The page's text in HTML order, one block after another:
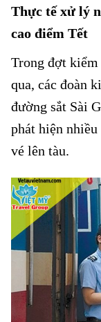
Thực tế xử lý
cao điểm Tết
Trong đợt
qua, các đoàn
đường sắt Sài
phát hiện
vé lên tàu.